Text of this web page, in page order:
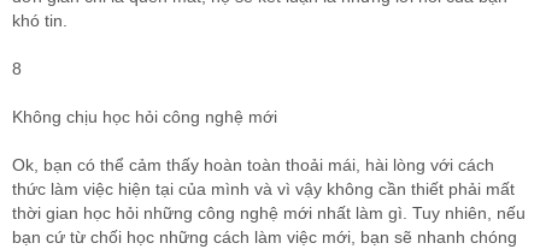
khó tin.
8
Không chịu học hỏi công nghệ mới
Ok, bạn có thể cảm thấy hoàn toàn thoải mái, hài lòng với cách
thức làm việc hiện tại của mình và vì vậy không cần thiết phải mất
thời gian học hỏi những công nghệ mới nhất làm gì. Tuy nhiên, nếu
bạn cứ từ chối học những cách làm việc mới, bạn sẽ nhanh chóng